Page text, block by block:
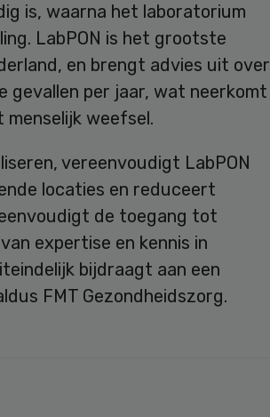
is, waarna het laboratorium
LabPON is het grootste
en brengt advies uit over
gevallen per jaar, wat neerkomt
menselijk weefsel.
vereenvoudigt LabPON
locaties en reduceert
de toegang tot
expertise en kennis in
bijdraagt aan een
FMT Gezondheidszorg.